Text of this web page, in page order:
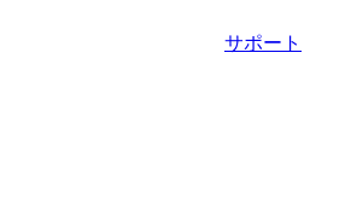
サポート